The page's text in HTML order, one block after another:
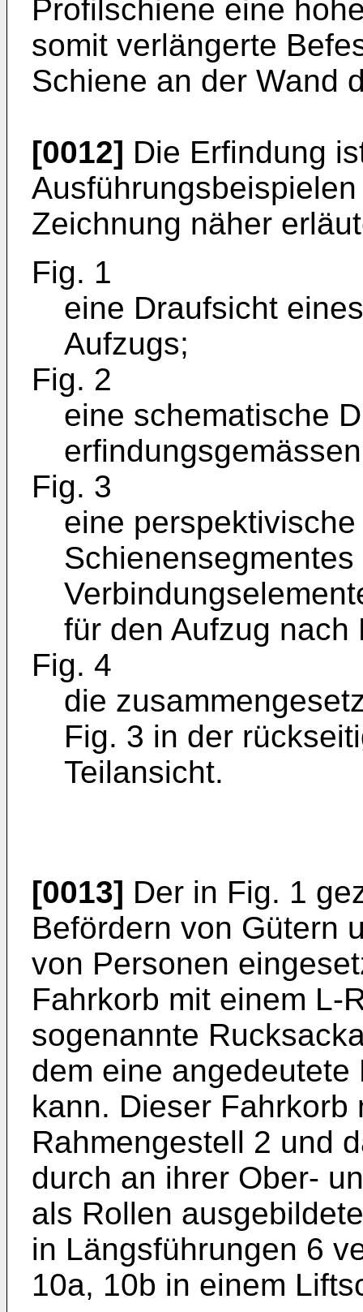
Profilschiene eine
somit verlängerte
Schiene an der Wand
[0012] Die Erfindung
Zeichnung näher
Fig. 1
eine Draufsicht
Aufzugs;
Fig. 2
eine schematische
Fig. 3
eine
für den Aufzug nach
Fig. 4
die
Fig. 3 in der
Teilansicht.
[0013] Der in Fig. 1
Befördern von Gütern
von Personen
Fahrkorb mit einem L-
sogenannte
dem eine
kann. Dieser Fahrkorb
Rahmengestell 2 und
durch an ihrer Ober-
als Rollen
in Längsführungen 6
10a, 10b in einem